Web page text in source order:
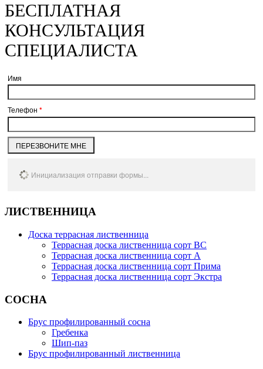
БЕСПЛАТНАЯ
КОНСУЛЬТАЦИЯ
СПЕЦИАЛИСТА
Имя
Телефон *
ПЕРЕЗВОНИТЕ МНЕ
Инициализация отправки формы...
ЛИСТВЕННИЦА
Доска террасная лиственница
Террасная доска лиственница сорт BC
Террасная доска лиственница сорт А
Террасная доска лиственница сорт Прима
Террасная доска лиственница сорт Экстра
СОСНА
Брус профилированный сосна
Гребенка
Шип-паз
Брус профилированный лиственница